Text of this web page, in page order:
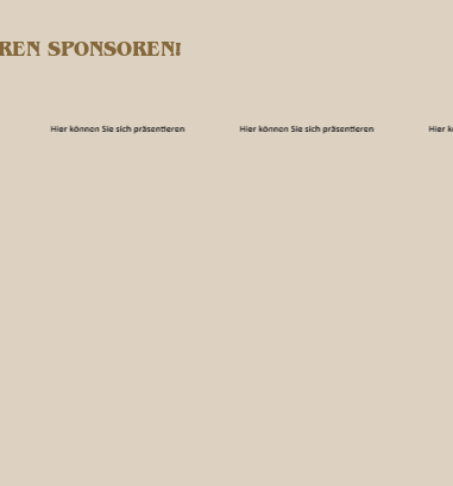
SPONSOREN!